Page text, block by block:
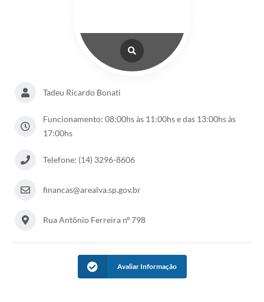
Tadeu Ricardo Bonati
Funcionamento: 08:00hs às 11:00hs e das 13:00hs às
17:00hs
Telefone: (14) 3296-8606
financas@arealva.sp.gov.br
Rua Antônio Ferreira nº 798
Avaliar Informação